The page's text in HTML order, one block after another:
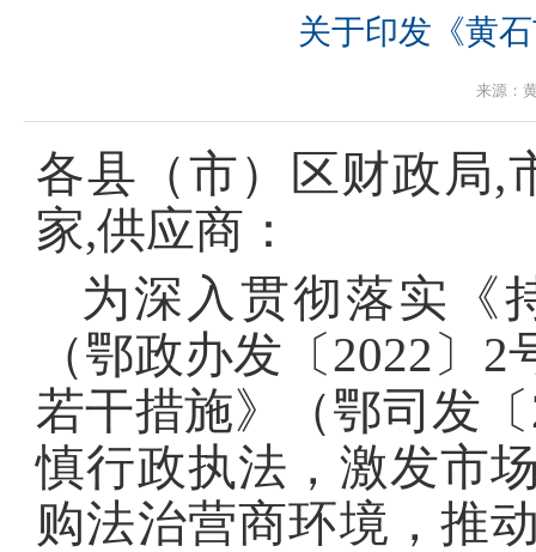
关于印发《黄
来源：
各县（市）区财政局,
家,供应商：
为深入贯彻落实《
（鄂政办发〔2022〕
若干措施》（鄂司发
慎行政执法，激发市
购法治营商环境，推